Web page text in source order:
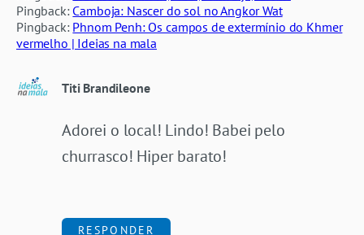
Pingback: Camboja: Nascer do sol no Angkor Wat
Pingback: Phnom Penh: Os campos de extermínio do Khmer
vermelho | Ideias na mala
Titi Brandileone
Adorei o local! Lindo! Babei pelo
churrasco! Hiper barato!
RESPONDER